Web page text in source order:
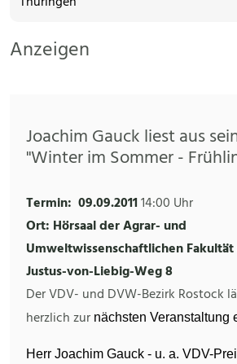
Anzeigen
Joachim Gauck liest aus
"Winter im Sommer -
Termin: 09.09.201114:00 Uhr
Ort: Hörsaal der Agrar- und
Umweltwissenschaftlichen
Justus-von-Liebig-Weg 8
Der VDV- und DVW-Bezirk Rostock
herzlich zur nächsten Veranstaltung
Herr Joachim Gauck - u. a. VDV-